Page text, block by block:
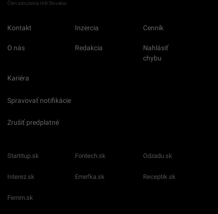
Člen združenia IAB Slovakia
Kontakt Inzercia Cenník
O nás Redakcia
Nahlásiť
chybu
Kariéra
Spravovať notifikácie
Zrušiť predplatné
Startitup.sk Fontech.sk Odzadu.sk
Interez.sk Emefka.sk Receptik.sk
Femm.sk